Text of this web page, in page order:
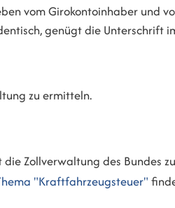
vom Girokontoinhaber und
genügt die Unterschrift
zu ermitteln.
Zollverwaltung des Bundes
"Kraftfahrzeugsteuer"